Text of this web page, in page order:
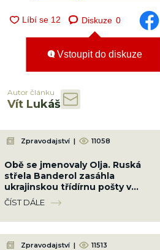
Diskuze 0
Vstoupit do diskuze
Autor článku
Vít Lukáš
Zpravodajství | 11058
Obě se jmenovaly Olja. Ruská
střela Banderol zasáhla
ukrajinskou třídírnu pošty v
Pavlogradu a zabila dvě poštovní
ČÍST DÁLE
Zpravodajství | 11513